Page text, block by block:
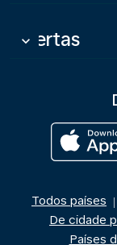
Ofertas
keyboard_arrow_down
Todos países |
De cidade
Países